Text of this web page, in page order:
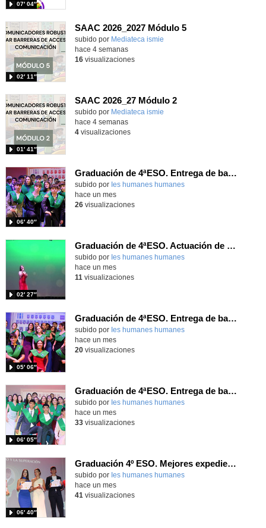
07′ 04″
SAAC 2026_2027 Módulo 5
subido por Mediateca ismie
02′ 11″
hace 4 semanas
16visualizaciones
SAAC 2026_27 Módulo 2
subido por Mediateca ismie
01′ 41″
hace 4 semanas
4visualizaciones
Graduación de 4ªESO. Entrega de bandas 4ºE
subido por Ies humanes humanes
06′ 40″
-
hace un mes
26visualizaciones
Graduación de 4ªESO. Actuación de Erica Pérez
subido por Ies humanes humanes
02′ 27″
-
hace un mes
11 visualizaciones
Graduación de 4ªESO. Entrega de bandas 4ºD
subido por Ies humanes humanes
05′ 06″
-
hace un mes
20visualizaciones
Graduación de 4ªESO. Entrega de bandas 4ºC
subido por Ies humanes humanes
06′ 05″
-
hace un mes
33visualizaciones
Graduación 4º ESO. Mejores expedientes
subido por Ies humanes humanes
06′ 40″
-
hace un mes
41 visualizaciones